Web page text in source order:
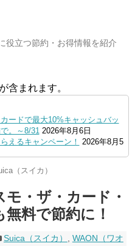
役立つ節約・お得情報を紹介
含まれます。
ードで最大10%キャッシュバッ
。～8/31 2026年8月6日
えるキャンペーン！ 2026年8月5
！ 2026年8月4日
地銀の口座追加などの条件達成
ードクーポンも併用可 2026年8
（スイカ）
・ザ・カード・
料で節約に！
Suica（スイカ）
WAON（ワオ